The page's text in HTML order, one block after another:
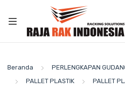
Beranda PERLENGKAPAN
PALLET PLASTIK
PALLET